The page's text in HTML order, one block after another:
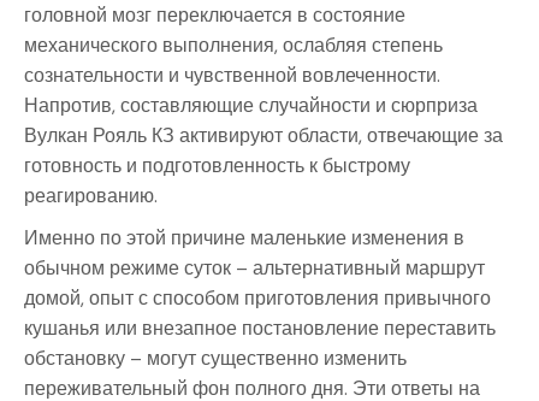
головной мозг переключается в состояние
механического выполнения, ослабляя степень
сознательности и чувственной вовлеченности.
Напротив, составляющие случайности и сюрприза
Вулкан Рояль КЗ активируют области, отвечающие за
готовность и подготовленность к быстрому
реагированию.
Именно по этой причине маленькие изменения в
обычном режиме суток – альтернативный маршрут
домой, опыт с способом приготовления привычного
кушанья или внезапное постановление переставить
обстановку – могут существенно изменить
переживательный фон полного дня. Эти ответы на